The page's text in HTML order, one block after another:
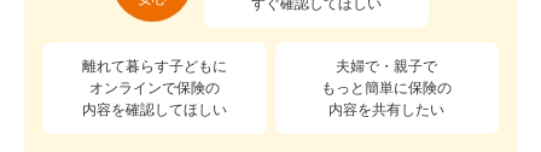
すぐ確認してほしい
離れて暮らす子どもに
オンラインで保険の
内容を確認してほしい
夫婦で・親子で
もっと簡単に保険の
内容を共有したい